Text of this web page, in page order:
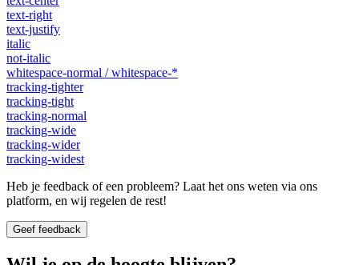
text-right
text-justify
italic
not-italic
whitespace-normal / whitespace-*
tracking-tighter
tracking-tight
tracking-normal
tracking-wide
tracking-wider
tracking-widest
Heb je feedback of een probleem? Laat het ons weten via ons
platform, en wij regelen de rest!
Geef feedback